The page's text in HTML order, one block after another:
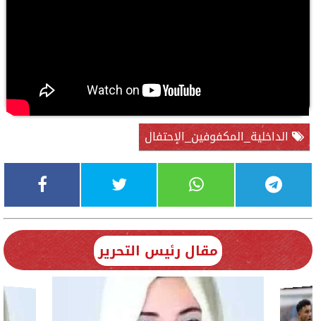
الداخلية_المكفوفين_الإحتفال
مقال رئيس التحرير